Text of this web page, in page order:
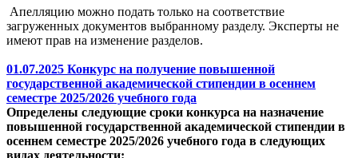
Апелляцию можно подать только на соответствие
загруженных документов выбранному разделу. Эксперты не
имеют прав на изменение разделов.
01.07.2025 Конкурс на получение повышенной
государственной академической стипендии в осеннем
семестре 2025/2026 учебного года
Определены следующие сроки конкурса на назначение
повышенной государственной академической стипендии в
осеннем семестре 2025/2026 учебного года в следующих
видах деятельности: